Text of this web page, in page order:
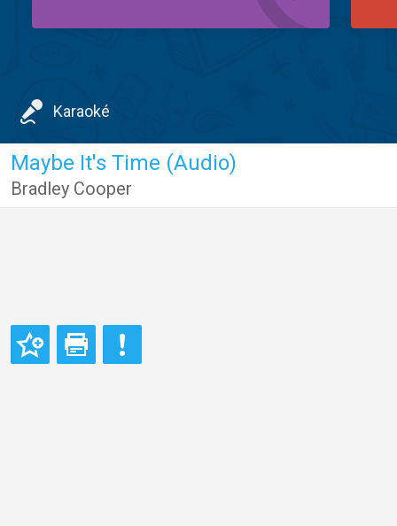
Karaoké
Maybe It's Time (Audio)
Bradley Cooper